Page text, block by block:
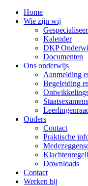
Home
Wie zijn wij
Kalender
DKP
Documenten
Ons onderwijs
Aanmelding
Begeleiding
Staatsexamens
Ouders
Contact
Praktische
Downloads
Contact
Werken bij